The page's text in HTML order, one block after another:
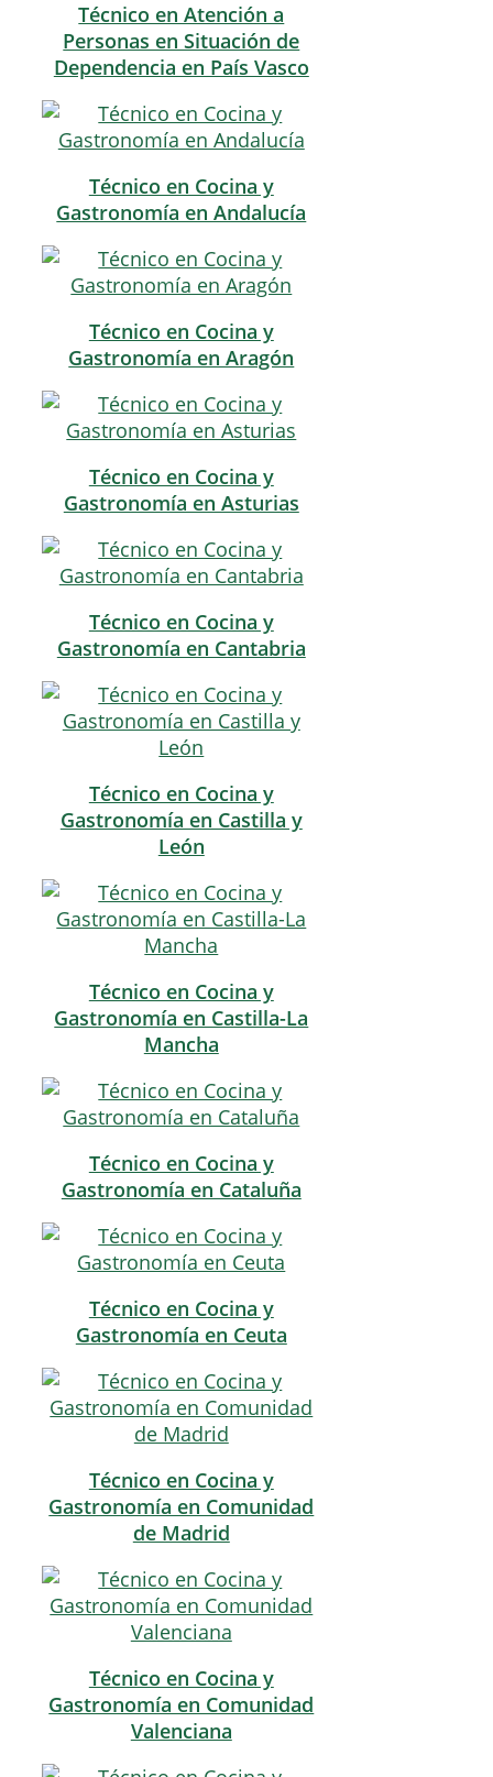
Técnico en Atención a
Personas en Situación de
Dependencia en País Vasco
Técnico en Cocina y
Gastronomía en Andalucía
Técnico en Cocina y
Gastronomía en Aragón
Técnico en Cocina y
Gastronomía en Asturias
Técnico en Cocina y
Gastronomía en Cantabria
Técnico en Cocina y
Gastronomía en Castilla y
León
Técnico en Cocina y
Gastronomía en Castilla-La
Mancha
Técnico en Cocina y
Gastronomía en Cataluña
Técnico en Cocina y
Gastronomía en Ceuta
Técnico en Cocina y
Gastronomía en Comunidad
de Madrid
Técnico en Cocina y
Gastronomía en Comunidad
Valenciana